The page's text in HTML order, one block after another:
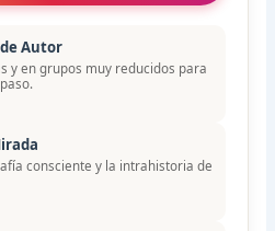
Autor
y en grupos muy reducidos para
consciente y la intrahistoria de